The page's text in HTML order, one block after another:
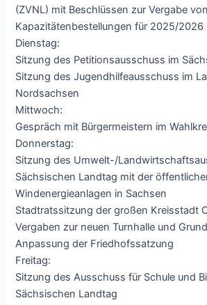
(ZVNL) mit Beschlüssen zur Vergabe von
Kapazitätenbestellungen für 2025/2026
Dienstag:
Sitzung des Petitionsausschuss im
Sitzung des Jugendhilfeausschuss im
Nordsachsen
Mittwoch:
Gespräch mit Bürgermeistern im
Donnerstag:
Sitzung des Umwelt-/
Sächsischen Landtag mit der
Windenergieanlagen in Sachsen
Stadtratssitzung der großen Kreisstadt
Vergaben zur neuen Turnhalle und
Anpassung der Friedhofssatzung
Freitag:
Sitzung des Ausschuss für Schule und
Sächsischen Landtag